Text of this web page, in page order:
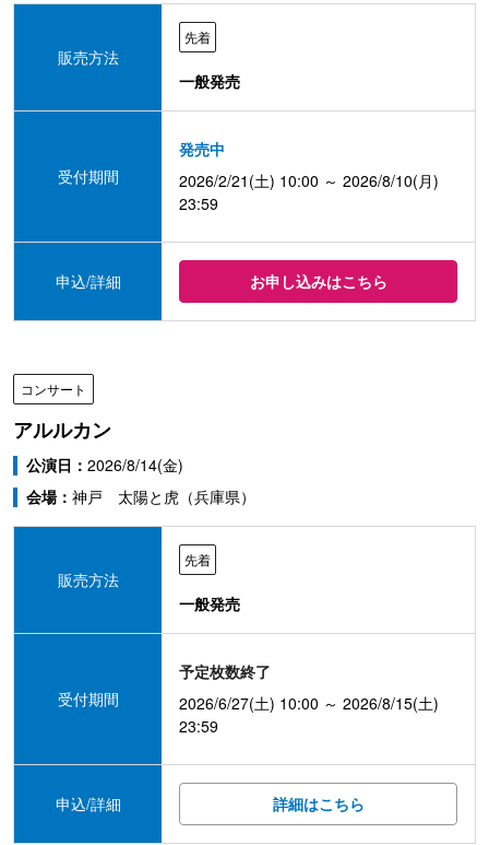
販売方法
先着
一般発売
受付期間
発売中
2026/2/21(土) 10:00 ～ 2026/8/10(月)
23:59
申込/詳細 お申し込みはこちら
コンサート
アルルカン
公演日： 2026/8/14(金)
会場： 神戸 太陽と虎（兵庫県）
販売方法
先着
一般発売
受付期間
予定枚数終了
2026/6/27(土) 10:00 ～ 2026/8/15(土)
23:59
申込/詳細 詳細はこちら